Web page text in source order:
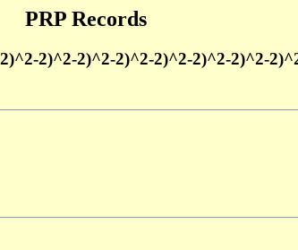
PRP Records
2)^2-2)^2-2)^2-2)^2-2)^2-2)^2-